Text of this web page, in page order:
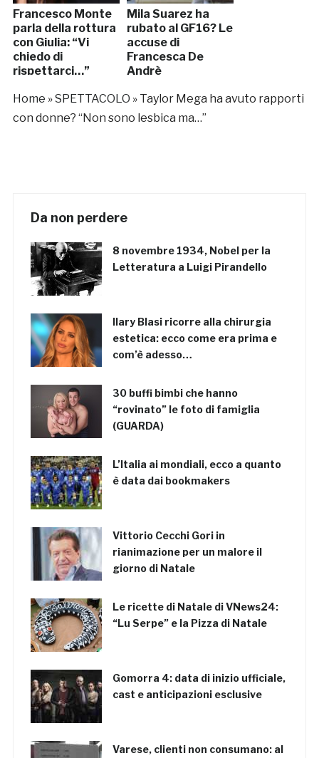
Francesco Monte
parla della rottura
con Giulia: “Vi
chiedo di
rispettarci…”
Mila Suarez ha
rubato al GF16? Le
accuse di
Francesca De
Andrè
Home »SPETTACOLO » Taylor Mega ha avuto rapporti
con donne? “Non sono lesbica ma…”
Da non perdere
8 novembre 1934, Nobel per la
Letteratura a Luigi Pirandello
Ilary Blasi ricorre alla chirurgia
estetica: ecco come era prima e
com’è adesso…
30 buffi bimbi che hanno
“rovinato” le foto di famiglia
(GUARDA)
L’Italia ai mondiali, ecco a quanto
è data dai bookmakers
Vittorio Cecchi Gori in
rianimazione per un malore il
giorno di Natale
Le ricette di Natale di VNews24:
“Lu Serpe” e la Pizza di Natale
Gomorra 4: data di inizio ufficiale,
cast e anticipazioni esclusive
Varese, clienti non consumano: al